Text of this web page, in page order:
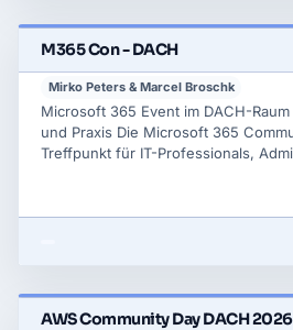
M365 Con - DACH
Mirko Peters & Marcel Broschk
Microsoft 365 Event im DACH-
und Praxis Die Microsoft 365
Treffpunkt für IT-Professionals,
praxisnahe Einblicke, ehrlichen
AWS Community Day DACH 2026